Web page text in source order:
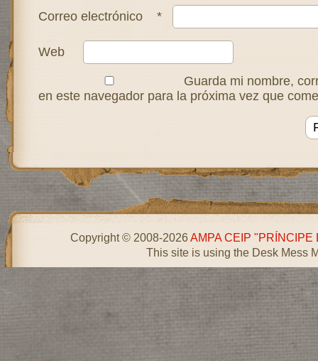
Correo electrónico *
Web
Guarda mi nombre,
en este navegador para la próxima vez que
Copyright © 2008-2026AMPA CEIP "PRÍNCIPE
This site is using the Desk Mess